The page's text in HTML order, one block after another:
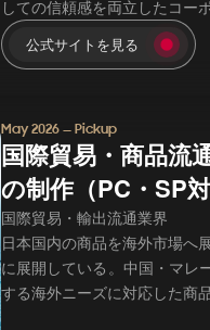
しての信頼感を両立したコー
公式サイトを見る
May 2026 — Pickup
国際貿易・商品流
の制作（PC・SP対
国際貿易・輸出流通業界
日本国内の商品を海外市場へ
に展開している。中国・マレ
する海外ニーズに対応した商